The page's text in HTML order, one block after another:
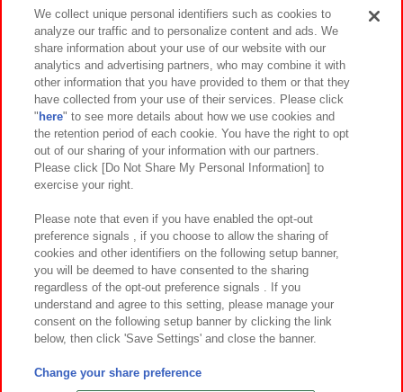
イベント・キャンペーン
関連会社 サステナビリティ サイトポリシー
プライバシーポリシー ウェブアクセシビリティ方針と検証結果
お取引先さまとともに
カスタマーハラスメント対応方針 よくあるご質問・お問い合わせ
©Bandai Namco Amusement Inc.
©Bandai Namco Amusement Lab Inc.
We collect unique personal identifiers such as cookies to
analyze our traffic and to personalize content and ads. We
share information about your use of our website with our
analytics and advertising partners, who may combine it with
other information that you have provided to them or that they
have collected from your use of their services. Please click
" here" to see more details about how we use cookies and
the retention period of each cookie. You have the right to opt
out of our sharing of your information with our partners.
Please click [Do Not Share My Personal Information] to
exercise your right.
Please note that even if you have enabled the opt-out
preference signals , if you choose to allow the sharing of
cookies and other identifiers on the following setup banner,
you will be deemed to have consented to the sharing
regardless of the opt-out preference signals . If you
understand and agree to this setting, please manage your
consent on the following setup banner by clicking the link
below, then click 'Save Settings' and close the banner.
Change your share preference